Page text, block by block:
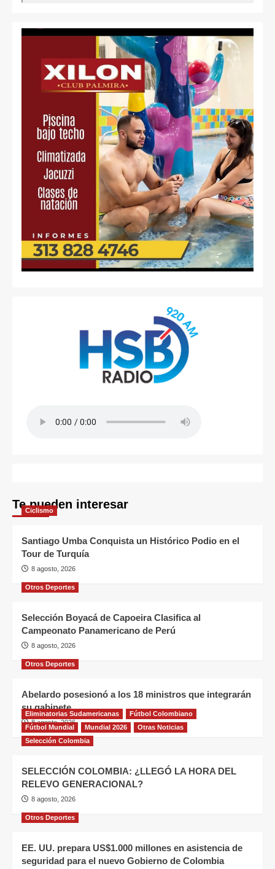
Te pueden interesar
Ciclismo
Santiago Umba Conquista un Histórico Podio en el
Tour de Turquía
8 agosto, 2026
Otros Deportes
Selección Boyacá de Capoeira Clasifica al
Campeonato Panamericano de Perú
8 agosto, 2026
Otros Deportes
Abelardo posesionó a los 18 ministros que integrarán
su gabinete
8 agosto, 2026
Eliminatorias Sudamericanas
Fútbol Colombiano
Fútbol Mundial
Mundial 2026
Otras Noticias
Selección Colombia
SELECCIÓN COLOMBIA: ¿LLEGÓ LA HORA DEL
RELEVO GENERACIONAL?
8 agosto, 2026
Otros Deportes
EE. UU. prepara US$1.000 millones en asistencia de
seguridad para el nuevo Gobierno de Colombia